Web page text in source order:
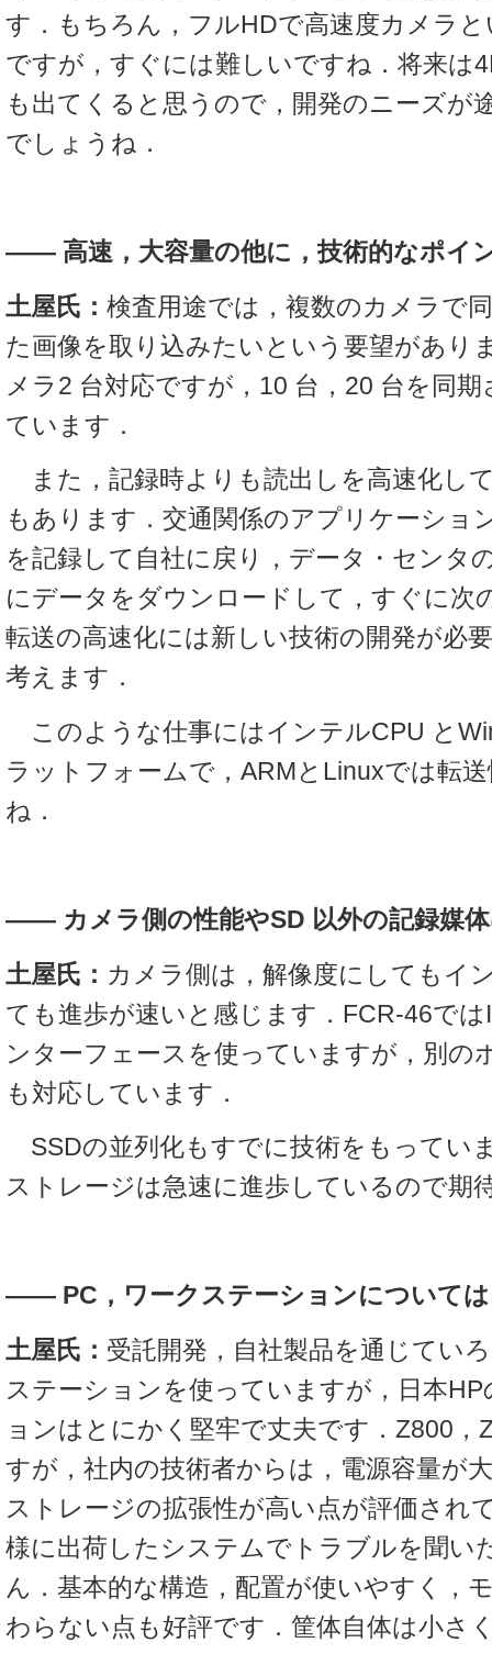
す．もちろん，フルHDで高速度カメラ
ですが，すぐには難しいですね．将来は
も出てくると思うので，開発のニーズが
でしょうね．
―― 高速，大容量の他に，技術的なポイ
土屋氏： 検査用途では，複数のカメラで
た画像を取り込みたいという要望があり
メラ2 台対応ですが，10 台，20 台を同
ています．
また，記録時よりも読出しを高速化し
もあります．交通関係のアプリケーショ
を記録して自社に戻り，データ・センタ
にデータをダウンロードして，すぐに次
転送の高速化には新しい技術の開発が必
考えます．
このような仕事にはインテルCPU と
ラットフォームで，ARMとLinuxでは転
ね．
―― カメラ側の性能やSD 以外の記録媒
土屋氏： カメラ側は，解像度にしてもイ
ても進歩が速いと感じます．FCR-46で
ンターフェースを使っていますが，別の
も対応しています．
SSDの並列化もすでに技術をもってい
ストレージは急速に進歩しているので期
―― PC，ワークステーションについて
土屋氏： 受託開発，自社製品を通じてい
ステーションを使っていますが，日本
ョンはとにかく堅牢で丈夫です．Z800，
すが，社内の技術者からは，電源容量が
ストレージの拡張性が高い点が評価され
様に出荷したシステムでトラブルを聞い
ん．基本的な構造，配置が使いやすく，
わらない点も好評です．筐体自体は小さ